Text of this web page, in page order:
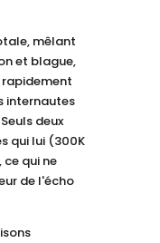
mêlant
et blague,
internautes
deux
qui lui (300K
qui ne
de l'écho